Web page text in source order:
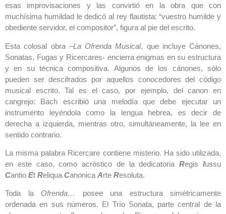
esas improvisaciones y las convirtió en la obra que con
muchísima humildad le dedicó al rey flautista: “vuestro humilde y
obediente servidor, el compositor”, figura al pie del escrito.
Esta colosal obra –La Ofrenda Musical, que incluye Cánones,
Sonatas, Fugas y Ricercares- encierra enigmas en su estructura
y en su técnica compositiva. Algunos de los cánones, sólo
pueden ser descifrados por aquellos conocedores del código
musical escrito. Tal es el caso, por ejemplo, del canon en
cangrejo: Bach escribió una melodía que debe ejecutar un
instrumento leyéndola como la lengua hebrea, es decir de
derecha a izquierda, mientras otro, simultáneamente, la lee en
sentido contrario.
La misma palabra Ricercare contiene misterio. Ha sido utilizada,
en este caso, como acróstico de la dedicatoriaRegisIussu
Cantio Et Reliqua Canonica Arte Resoluta.
Toda laOfrenda… posee una estructura simétricamente
ordenada en sus números. El Trío Sonata, parte central de la